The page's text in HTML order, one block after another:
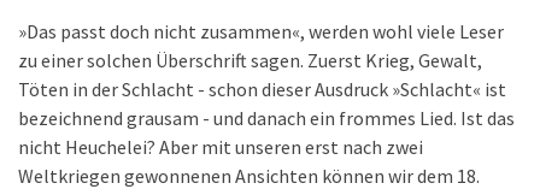
»Das passt doch nicht zusammen«, werden wohl viele Leser
zu einer solchen Überschrift sagen. Zuerst Krieg, Gewalt,
Töten in der Schlacht - schon dieser Ausdruck »Schlacht« ist
bezeichnend grausam - und danach ein frommes Lied. Ist das
nicht Heuchelei? Aber mit unseren erst nach zwei
Weltkriegen gewonnenen Ansichten können wir dem 18.